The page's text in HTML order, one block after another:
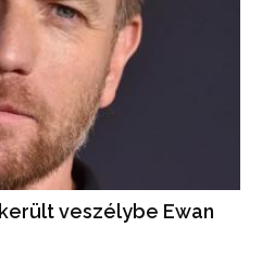
veszélybe Ewan